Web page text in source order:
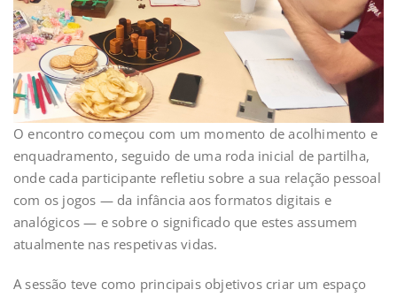
O encontro começou com um momento de acolhimento e
enquadramento, seguido de uma roda inicial de partilha,
onde cada participante refletiu sobre a sua relação pessoal
com os jogos — da infância aos formatos digitais e
analógicos — e sobre o significado que estes assumem
atualmente nas respetivas vidas.
A sessão teve como principais objetivos criar um espaço